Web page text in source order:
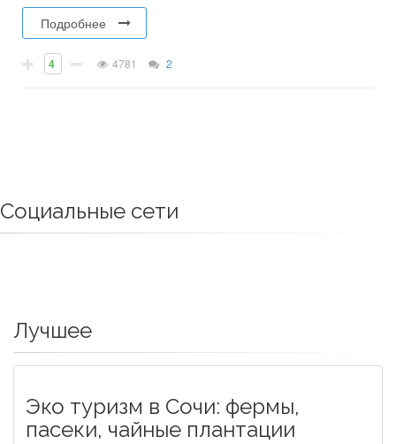
Подробнее
4 4781 2
Социальные сети
Лучшее
Эко туризм в Сочи: фермы,
пасеки, чайные плантации